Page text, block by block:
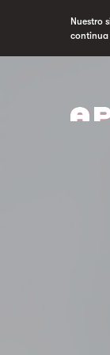
Nuestro
continua